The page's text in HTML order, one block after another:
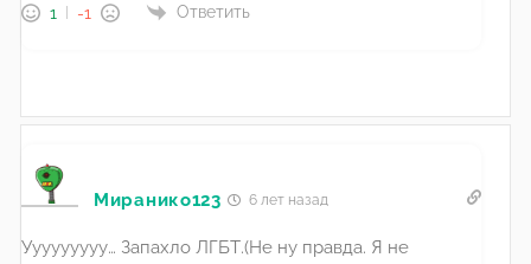
1 -1 Ответить
Миранико123 6 лет назад
Ууууууууу… Запахло ЛГБТ.(Не ну правда. Я не